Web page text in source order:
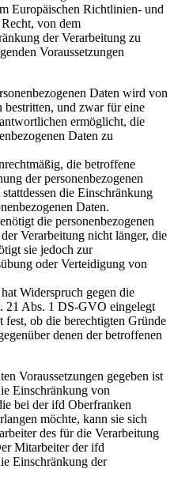
Europäischen Richtlinien- und
von dem
der Verarbeitung zu
Voraussetzungen
Daten wird von
bestritten, und zwar für eine
ermöglicht, die
Daten zu
die betroffene
der personenbezogenen
die Einschränkung
Daten.
die personenbezogenen
Verarbeitung nicht länger, die
sie jedoch zur
oder Verteidigung von
Widerspruch gegen die
21 Abs. 1 DS-GVO eingelegt
fest, ob die berechtigten Gründe
denen der betroffenen
Voraussetzungen gegeben ist
Einschränkung von
bei der ifd Oberfranken
möchte, kann sie sich
des für die Verarbeitung
Mitarbeiter der ifd
Einschränkung der